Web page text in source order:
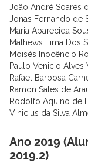
João André Soares
Jonas Fernando de
Maria Aparecida
Mathews Lima Dos
Moisés Inocêncio
Paulo Venicio Alves
Rafael Barbosa
Ramon Sales de
Rodolfo Aquino de
Vinicius da Silva
Ano 2019
2019.2)